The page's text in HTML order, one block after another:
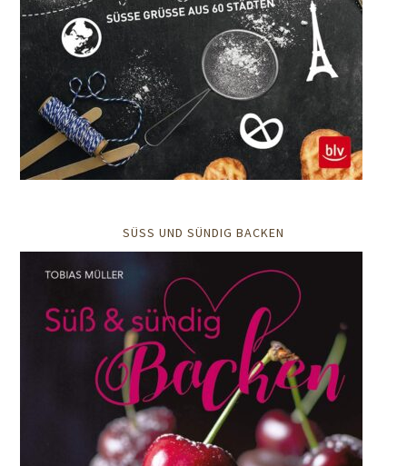
SÜSS UND SÜNDIG BACKEN